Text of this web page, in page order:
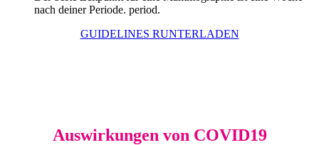
nach deiner Periode. period.
GUIDELINES RUNTERLADEN
Auswirkungen von COVID19